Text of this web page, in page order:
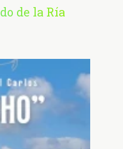
de la Ría